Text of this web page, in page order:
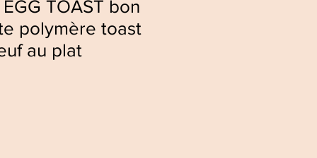
TOAST bon
polymère toast
au plat